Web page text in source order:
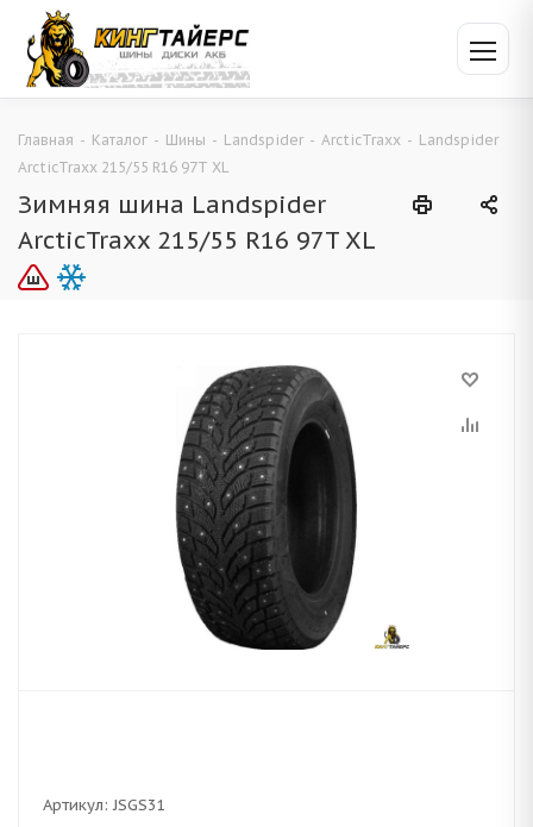
Главная - Каталог - Шины - Landspider - ArcticTraxx - Landspider
ArcticTraxx 215/55 R16 97T XL
Зимняя шина Landspider
ArcticTraxx 215/55 R16 97T XL
Артикул: JSGS31